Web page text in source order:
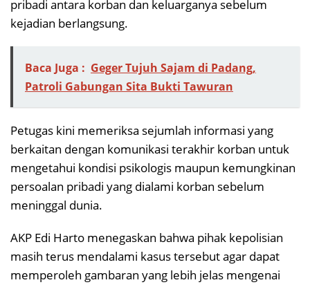
pribadi antara korban dan keluarganya sebelum
kejadian berlangsung.
Baca Juga : Geger Tujuh Sajam di Padang,
Patroli Gabungan Sita Bukti Tawuran
Petugas kini memeriksa sejumlah informasi yang
berkaitan dengan komunikasi terakhir korban untuk
mengetahui kondisi psikologis maupun kemungkinan
persoalan pribadi yang dialami korban sebelum
meninggal dunia.
AKP Edi Harto menegaskan bahwa pihak kepolisian
masih terus mendalami kasus tersebut agar dapat
memperoleh gambaran yang lebih jelas mengenai